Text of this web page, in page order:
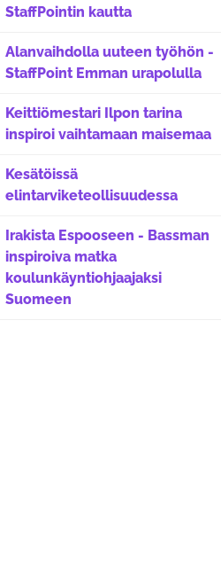
StaffPointin kautta
Alanvaihdolla uuteen työhön -
StaffPoint Emman urapolulla
Keittiömestari Ilpon tarina
inspiroi vaihtamaan maisemaa
Kesätöissä
elintarviketeollisuudessa
Irakista Espooseen - Bassman
inspiroiva matka
koulunkäyntiohjaajaksi
Suomeen